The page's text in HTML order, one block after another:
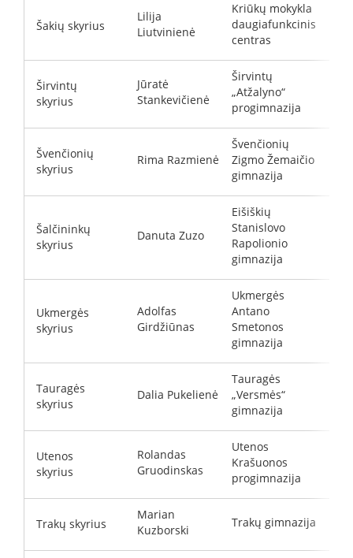
Šakių skyrius
Lilija
Liutvinienė
Kriūkų mokykla
daugiafunkcinis
centras
Širvintų
skyrius
Jūratė
Stankevičienė
Širvintų
„Atžalyno“
progimnazija
Švenčionių
skyrius
Rima Razmienė
Švenčionių
Zigmo Žemaičio
gimnazija
Šalčininkų
skyrius
Danuta Zuzo
Eišiškių
Stanislovo
Rapolionio
gimnazija
Ukmergės
skyrius
Adolfas
Girdžiūnas
Ukmergės
Antano
Smetonos
gimnazija
Tauragės
skyrius
Dalia Pukelienė
Tauragės
„Versmės“
gimnazija
Utenos
skyrius
Rolandas
Gruodinskas
Utenos
Krašuonos
progimnazija
Trakų skyrius
Marian
Kuzborski
Trakų gimnazija